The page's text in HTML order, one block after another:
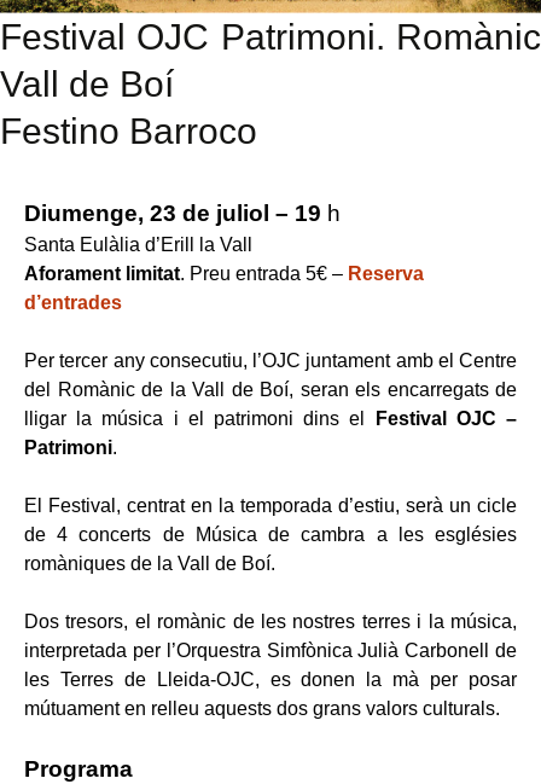
Festival OJC Patrimoni. Romànic
Vall de Boí
Festino Barroco
Diumenge, 23 de juliol – 19 h
Santa Eulàlia d’Erill la Vall
Aforament limitat. Preu entrada 5€ – Reserva
d’entrades
Per tercer any consecutiu, l’OJC juntament amb el Centre
del Romànic de la Vall de Boí, seran els encarregats de
lligar la música i el patrimoni dins el
Festival OJC –
Patrimoni.
El Festival, centrat en la temporada d’estiu, serà un cicle
de 4 concerts de Música de cambra a les esglésies
romàniques de la Vall de Boí.
Dos tresors, el romànic de les nostres terres i la música,
interpretada per l’Orquestra Simfònica Julià Carbonell de
les Terres de Lleida-OJC, es donen la mà per posar
mútuament en relleu aquests dos grans valors culturals.
Programa